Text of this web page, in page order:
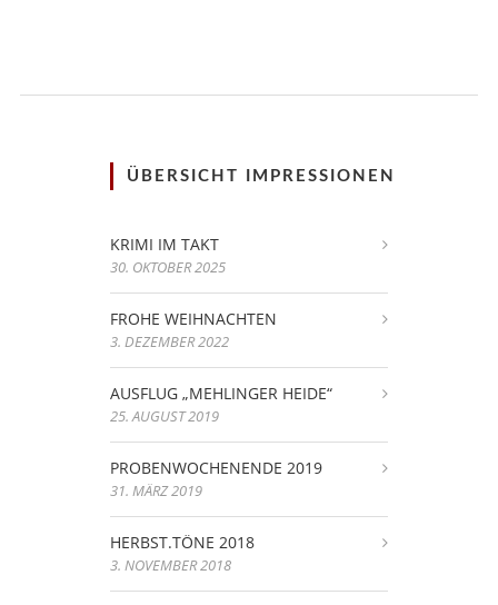
ÜBERSICHT IMPRESSIONEN
KRIMI IM TAKT
30. OKTOBER 2025
FROHE WEIHNACHTEN
3. DEZEMBER 2022
AUSFLUG „MEHLINGER HEIDE“
25. AUGUST 2019
PROBENWOCHENENDE 2019
31. MÄRZ 2019
HERBST.TÖNE 2018
3. NOVEMBER 2018